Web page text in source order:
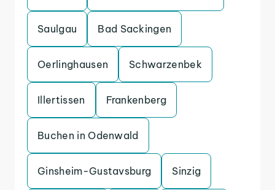
Saulgau Bad Sackingen
Oerlinghausen Schwarzenbek
Illertissen Frankenberg
Buchen in Odenwald
Ginsheim-Gustavsburg Sinzig